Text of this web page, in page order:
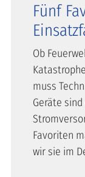
Fünf
Ob
muss
Geräte
Favoriten
wir sie im